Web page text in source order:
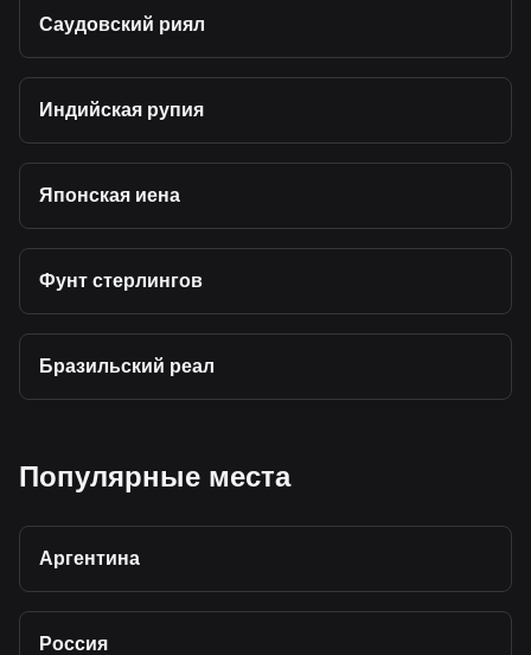
Саудовский риял
Индийская рупия
Японская иена
Фунт стерлингов
Бразильский реал
Популярные места
Аргентина
Россия